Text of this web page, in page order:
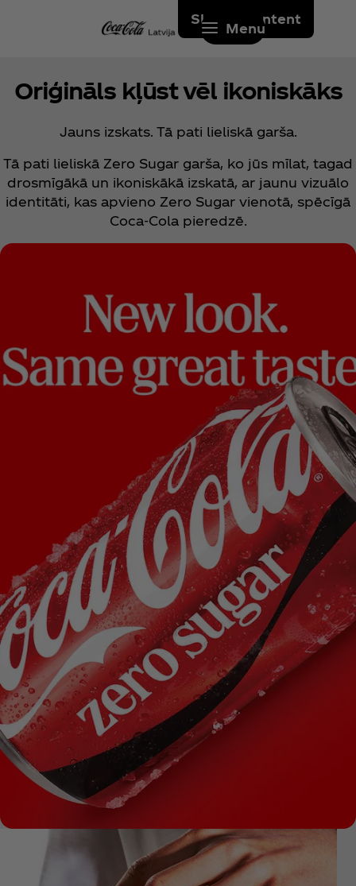
Skip to content
Menu
Oriģināls kļūst vēl ikoniskāks
Jauns izskats. Tā pati lieliskā garša.
Tā pati lieliskā Zero Sugar garša, ko jūs mīlat, tagad
drosmīgākā un ikoniskākā izskatā, ar jaunu vizuālo
identitāti, kas apvieno Zero Sugar vienotā, spēcīgā
Coca‑Cola pieredzē.